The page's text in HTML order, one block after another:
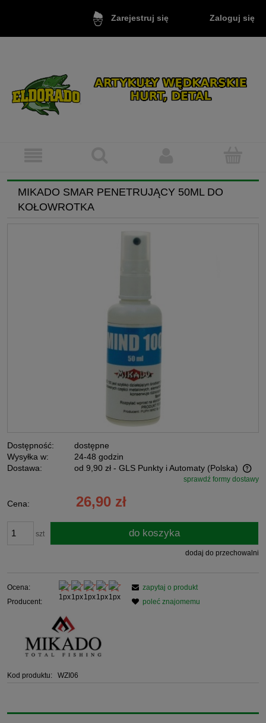
Zarejestruj się Zaloguj się
MIKADO SMAR PENETRUJĄCY 50ML DO
KOŁOWROTKA
Dostępność:
dostępne
Wysyłka w:
24-48 godzin
Dostawa:
od 9,90 zł - GLS Punkty i Automaty (Polska)
Cena nie zawiera ewentualnych kosztów płatnościsprawdź formy dostawy
Cena: 26,90 zł
szt do koszyka
dodaj do przechowalni
Ocena:
Producent:
Kod produktu: WZI06
zapytaj o produkt
poleć znajomemu